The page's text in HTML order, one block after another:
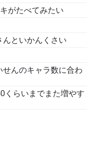
がたべてみたい
んといかんくさい
せんのキャラ数に合わ
くらいまでまた増やす